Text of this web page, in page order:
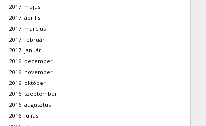
2017. május
2017. április
2017. március
2017. február
2017. január
2016. december
2016. november
2016. október
2016. szeptember
2016. augusztus
2016. július